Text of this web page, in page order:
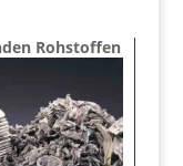
Rohstoffen